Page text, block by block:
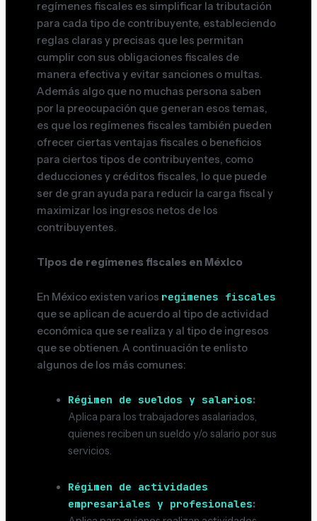
regímenes fiscales es simplificar la tributación
para cada tipo de contribuyente, estableciendo
reglas claras y precisas que les permitan
cumplir con sus obligaciones fiscales de
manera efectiva y evitar sanciones o multas.
Además algo que no muchas persona saben
por la preocupación que generan esos temas,
es que los regímenes fiscales también pueden
ofrecer ciertas ventajas fiscales o beneficios
para ciertos tipos de contribuyentes, como
deducciones y créditos fiscales, lo que puede
ser de gran ayuda para reducir la carga fiscal y
maximizar los ingresos netos de los
contribuyentes.
Tipos de regímenes fiscales en México
En México existen varios regímenes fiscales
que se aplican de acuerdo al tipo de actividad
económica que se realiza y al tipo de ingresos
que se obtienen. A continuación te enlisto
algunos de los más comunes:
Régimen de sueldos y salarios:
Aplica para los trabajadores asalariados,
quienes reciben un sueldo y/o salario por sus
servicios.
Régimen de actividades
empresariales y profesionales: